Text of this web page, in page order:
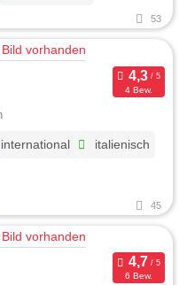
53
4 Bew.
international italienisch
45
6 Bew.